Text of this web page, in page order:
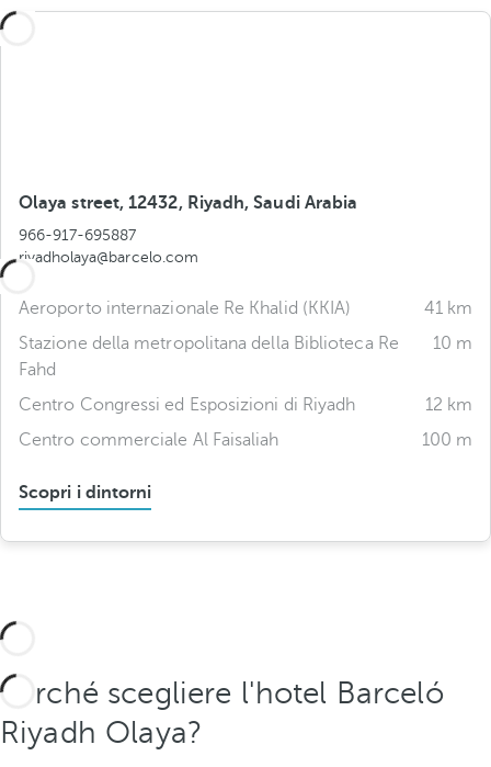
Olaya street, 12432, Riyadh, Saudi Arabia
966-917-695887
riyadholaya@barcelo.com
Aeroporto internazionale Re Khalid (KKIA)
41 km
Stazione della metropolitana della Biblioteca Re
Fahd
10 m
Centro Congressi ed Esposizioni di Riyadh
12 km
Centro commerciale Al Faisaliah
100 m
Scopri i dintorni
Perché scegliere l'hotel Barceló
Riyadh Olaya?